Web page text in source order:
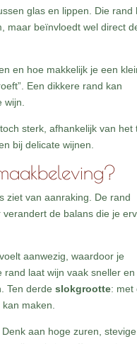
glas en lippen. Die rand
maar beïnvloedt wel direct
en hoe makkelijk je een
Een dikkere rand kan
sterk, afhankelijk van het
bij delicate wijnen.
ziet van aanraking. De rand
de balans die je
aanwezig, waardoor je
rand laat wijn vaak sneller en
Ten derdeslokgrootte: met
maken.
aan hoge zuren, stevige